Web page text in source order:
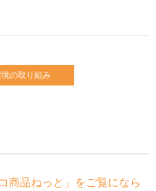
の取り組み
商品ねっと」をご覧になら